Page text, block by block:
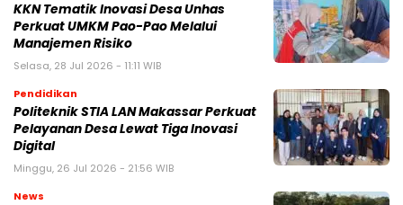
KKN Tematik Inovasi Desa Unhas
Perkuat UMKM Pao-Pao Melalui
Manajemen Risiko
Selasa, 28 Jul 2026 - 11:11 WIB
Pendidikan
Politeknik STIA LAN Makassar Perkuat
Pelayanan Desa Lewat Tiga Inovasi
Digital
Minggu, 26 Jul 2026 - 21:56 WIB
News